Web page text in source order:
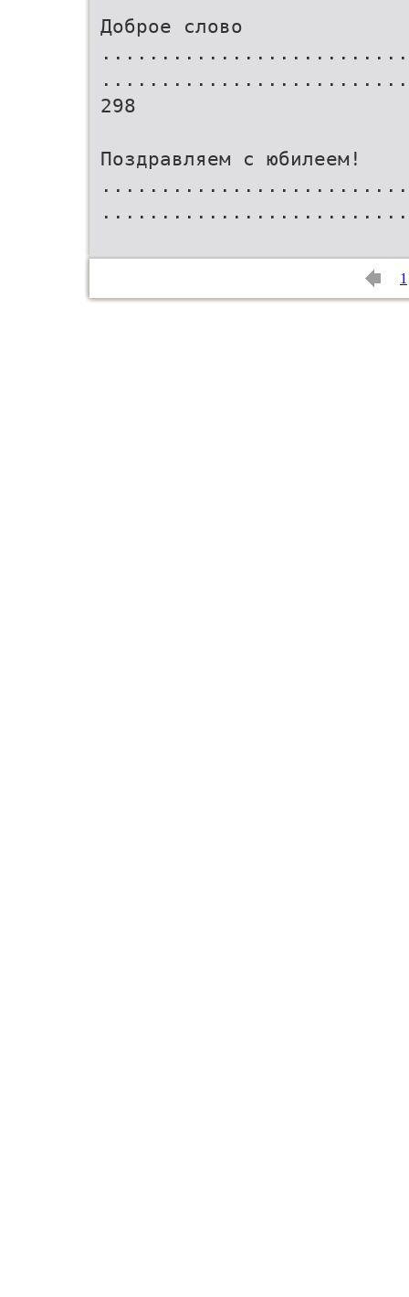
Доброе слово
298
Поздравляем с юбилеем!
1